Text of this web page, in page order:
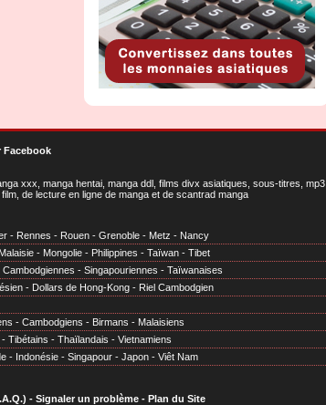
Facebook
xxx, manga hentai, manga ddl, films divx asiatiques, sous-titres, mp3
de lecture en ligne de manga et de scantrad manga
- Rennes - Rouen - Grenoble - Metz - Nancy
Malaisie - Mongolie - Philippines - Taïwan - Tibet
Cambodgiennes - Singapouriennes - Taïwanaises
- Dollars de Hong-Kong - Riel Cambodgien
- Cambodgiens - Birmans - Malaisiens
- Tibétains - Thaïlandais - Vietnamiens
- Indonésie - Singapour - Japon - Viêt Nam
- Signaler un problème- Plan du Site